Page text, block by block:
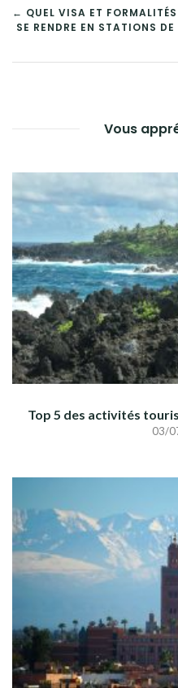
DE
← QUEL VISA ET
SE RENDRE EN STATIONS
Vous
Top 5 des activités
03/